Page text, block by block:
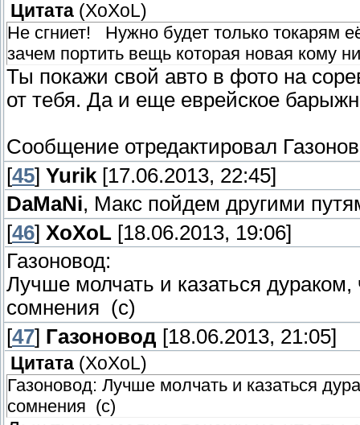
Цитата (XoXoL)
Не сгниет! Нужно будет только токарям
зачем портить вещь которая новая кому
Ты покажи свой авто в фото на
от тебя. Да и еще еврейское
Сообщение отредактировал
[45] Yurik [17.06.2013, 22:45]
DaMaNi, Макс пойдем другими
[46] XoXoL [18.06.2013, 19:06]
Газоновод:
Лучше молчать и казаться дураком,
сомнения (с)
[47] Газоновод [18.06.2013, 21:05]
Цитата (XoXoL)
Газоновод: Лучше молчать и казаться
сомнения (с)